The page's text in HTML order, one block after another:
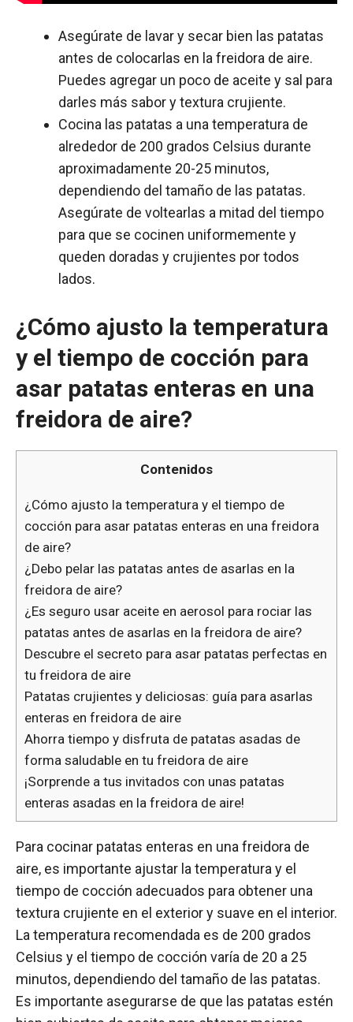
Asegúrate de lavar y secar bien las patatas
antes de colocarlas en la freidora de aire.
Puedes agregar un poco de aceite y sal para
darles más sabor y textura crujiente.
Cocina las patatas a una temperatura de
alrededor de 200 grados Celsius durante
aproximadamente 20-25 minutos,
dependiendo del tamaño de las patatas.
Asegúrate de voltearlas a mitad del tiempo
para que se cocinen uniformemente y
queden doradas y crujientes por todos
lados.
¿Cómo ajusto la temperatura
y el tiempo de cocción para
asar patatas enteras en una
freidora de aire?
Contenidos
¿Cómo ajusto la temperatura y el tiempo de
cocción para asar patatas enteras en una freidora
de aire?
¿Debo pelar las patatas antes de asarlas en la
freidora de aire?
¿Es seguro usar aceite en aerosol para rociar las
patatas antes de asarlas en la freidora de aire?
Descubre el secreto para asar patatas perfectas en
tu freidora de aire
Patatas crujientes y deliciosas: guía para asarlas
enteras en freidora de aire
Ahorra tiempo y disfruta de patatas asadas de
forma saludable en tu freidora de aire
¡Sorprende a tus invitados con unas patatas
enteras asadas en la freidora de aire!
Para cocinar patatas enteras en una freidora de
aire, es importante ajustar la temperatura y el
tiempo de cocción adecuados para obtener una
textura crujiente en el exterior y suave en el interior.
La temperatura recomendada es de 200 grados
Celsius y el tiempo de cocción varía de 20 a 25
minutos, dependiendo del tamaño de las patatas.
Es importante asegurarse de que las patatas estén